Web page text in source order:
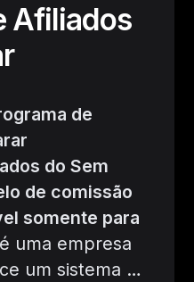
Afiliados
de
do Sem
de comissão
somente para
é uma empresa
um sistema …